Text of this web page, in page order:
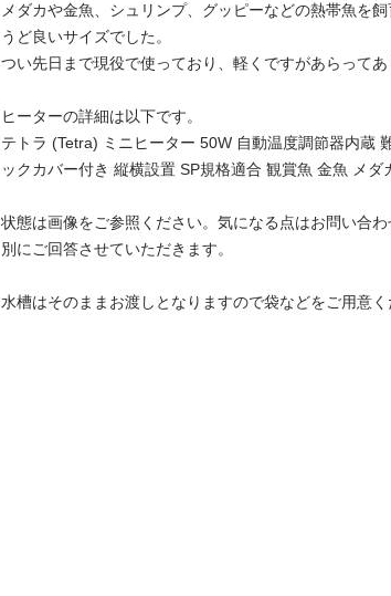
メダカや金魚、シュリンプ、グッピーなどの熱帯魚を
うど良いサイズでした。
つい先日まで現役で使っており、軽くですがあらってあ
ヒーターの詳細は以下です。
テトラ (Tetra) ミニヒーター 50W 自動温度調節器内蔵
ックカバー付き 縦横設置 SP規格適合 観賞魚 金魚 メダ
状態は画像をご参照ください。気になる点はお問い合
別にご回答させていただきます。
水槽はそのままお渡しとなりますので袋などをご用意く